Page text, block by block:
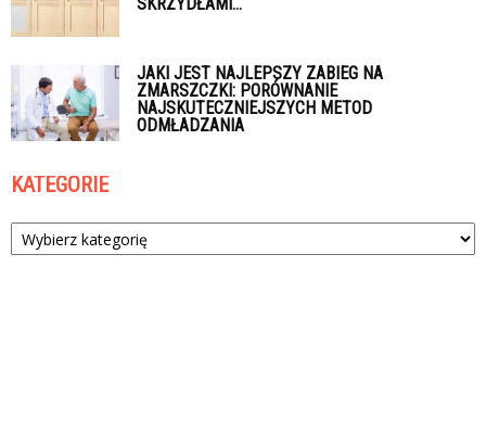
SKRZYDŁAMI...
JAKI JEST NAJLEPSZY ZABIEG NA
ZMARSZCZKI: PORÓWNANIE
NAJSKUTECZNIEJSZYCH METOD
ODMŁADZANIA
KATEGORIE
Kategorie